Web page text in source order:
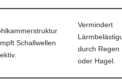
Schallwellen
Vermindert
durch Regen
oder Hagel.